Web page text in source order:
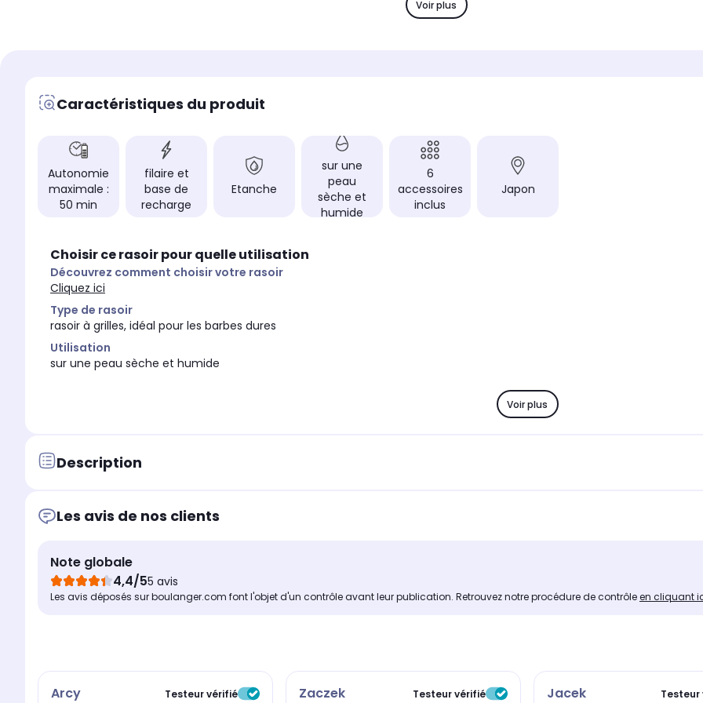
Utilisable sous la douche
Oui
Autonomie maximale
50 min
Temps de charge
60 min
Utilisation en cours de charge sur
Utilisable sous la douche
Autonomie maximale
Temps de charge
60 min
Utilisation en cours de charge sur
Temps de charge
Voir plus
Caractéristiques du produit
Autonomie
maximale :
50 min
filaire et
base de
recharge
Etanche
sur une
peau
sèche et
humide
6
accessoires
inclus
Japon
Choisir ce rasoir pour quelle utilisation
Découvrez comment choisir votre rasoir
Cliquez ici
Type de rasoir
rasoir à grilles, idéal pour les barbes dures
Utilisation
sur une peau sèche et humide
Voir plus
Description
Les avis de nos clients
Note globale
4,4/55 avis
Les avis déposés sur boulanger.com font l'objet d'un contrôle avant leur publication. Retrouvez notre procédure de contrôleen cliquant
Arcy Testeur vérifié Zaczek Testeur vérifié Jacek Testeur